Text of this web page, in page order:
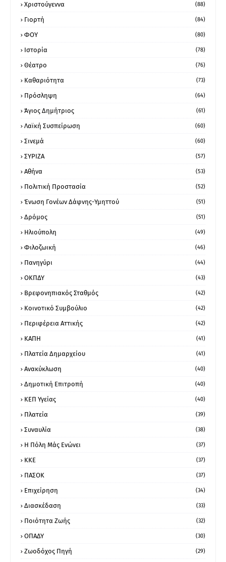
Χριστούγεννα (88)
Γιορτή (84)
ΦΟΥ (80)
Ιστορία (78)
Θέατρο (76)
Καθαριότητα (73)
Πρόσληψη (64)
Άγιος Δημήτριος (61)
Λαϊκή Συσπείρωση (60)
Σινεμά (60)
ΣΥΡΙΖΑ (57)
Αθήνα (53)
Πολιτική Προστασία (52)
Ένωση Γονέων Δάφνης-Υμηττού (51)
Δρόμος (51)
Ηλιούπολη (49)
Φιλοζωική (46)
Πανηγύρι (44)
ΟΚΠΔΥ (43)
Βρεφονηπιακός Σταθμός (42)
Κοινοτικό Συμβούλιο (42)
Περιφέρεια Αττικής (42)
ΚΑΠΗ (41)
Πλατεία Δημαρχείου (41)
Ανακύκλωση (40)
Δημοτική Επιτροπή (40)
ΚΕΠ Υγείας (40)
Πλατεία (39)
Συναυλία (38)
Η Πόλη Μάς Ενώνει (37)
ΚΚΕ (37)
ΠΑΣΟΚ (37)
Επιχείρηση (34)
Διασκέδαση (33)
Ποιότητα Ζωής (32)
ΟΠΑΔΥ (30)
Ζωοδόχος Πηγή (29)